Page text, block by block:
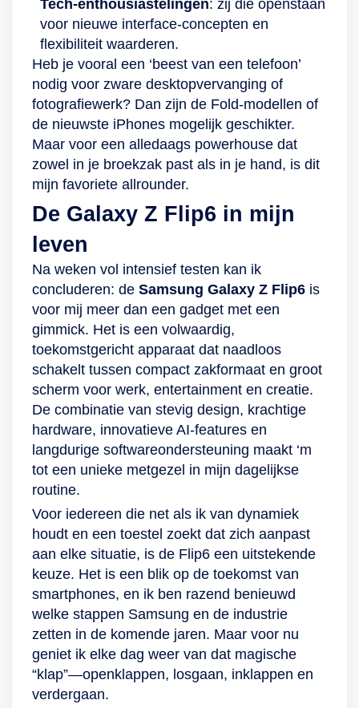
Tech‑enthousiastelingen: zij die openstaan
voor nieuwe interface‑concepten en
flexibiliteit waarderen.
Heb je vooral een ‘beest van een telefoon’
nodig voor zware desktopvervanging of
fotografiewerk? Dan zijn de Fold‑modellen of
de nieuwste iPhones mogelijk geschikter.
Maar voor een alledaags powerhouse dat
zowel in je broekzak past als in je hand, is dit
mijn favoriete allrounder.
De Galaxy Z Flip6 in mijn
leven
Na weken vol intensief testen kan ik
concluderen: de Samsung Galaxy Z Flip6 is
voor mij meer dan een gadget met een
gimmick. Het is een volwaardig,
toekomstgericht apparaat dat naadloos
schakelt tussen compact zakformaat en groot
scherm voor werk, entertainment en creatie.
De combinatie van stevig design, krachtige
hardware, innovatieve AI‑features en
langdurige softwareondersteuning maakt ‘m
tot een unieke metgezel in mijn dagelijkse
routine.
Voor iedereen die net als ik van dynamiek
houdt en een toestel zoekt dat zich aanpast
aan elke situatie, is de Flip6 een uitstekende
keuze. Het is een blik op de toekomst van
smartphones, en ik ben razend benieuwd
welke stappen Samsung en de industrie
zetten in de komende jaren. Maar voor nu
geniet ik elke dag weer van dat magische
“klap”—openklappen, losgaan, inklappen en
verdergaan.